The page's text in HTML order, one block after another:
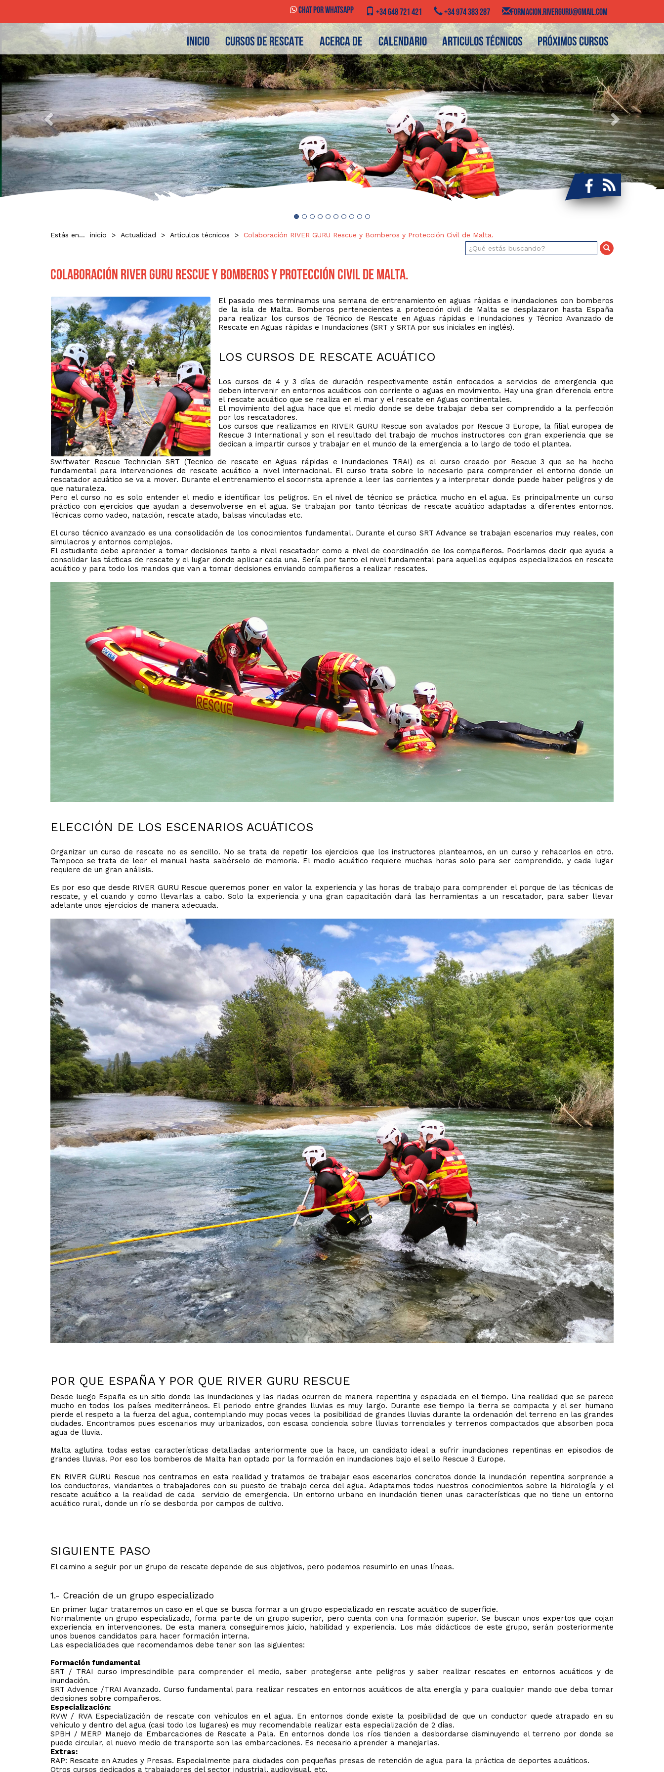
Chat por WhatsApp +34 648 721 421 +34 974 383 287 FORMACION.RIVERGURU@GMAIL.COM
Articulos técnicos Próximos cursos
INICIO CURSOS DE RESCATE ACERCA DE CALENDARIO
Previous Next
Estás en... inicio > Actualidad > Articulos técnicos > Colaboración RIVER GURU Rescue y Bomberos y Protección Civil de Malta.
Colaboración RIVER GURU Rescue y Bomberos y Protección Civil de Malta.
El pasado mes terminamos una semana de entrenamiento en aguas rápidas e inundaciones con bomberos
de la isla de Malta. Bomberos pertenecientes a protección civil de Malta se desplazaron hasta España
para realizar los cursos de Técnico de Rescate en Aguas rápidas e Inundaciones y Técnico Avanzado de
Rescate en Aguas rápidas e Inundaciones (SRT y SRTA por sus iniciales en inglés).
LOS CURSOS DE RESCATE ACUÁTICO
Los cursos de 4 y 3 días de duración respectivamente están enfocados a servicios de emergencia que
deben intervenir en entornos acuáticos con corriente o aguas en movimiento. Hay una gran diferencia entre
el rescate acuático que se realiza en el mar y el rescate en Aguas continentales.
El movimiento del agua hace que el medio donde se debe trabajar deba ser comprendido a la perfección
por los rescatadores.
Los cursos que realizamos en RIVER GURU Rescue son avalados por Rescue 3 Europe, la filial europea de
Rescue 3 International y son el resultado del trabajo de muchos instructores con gran experiencia que se
dedican a impartir cursos y trabajar en el mundo de la emergencia a lo largo de todo el plantea.
Swiftwater Rescue Technician SRT (Tecnico de rescate en Aguas rápidas e Inundaciones TRAI) es el curso creado por Rescue 3 que se ha hecho
fundamental para intervenciones de rescate acuático a nivel internacional. El curso trata sobre lo necesario para comprender el entorno donde un
rescatador acuático se va a mover. Durante el entrenamiento el socorrista aprende a leer las corrientes y a interpretar donde puede haber peligros y de
que naturaleza.
Pero el curso no es solo entender el medio e identificar los peligros. En el nivel de técnico se práctica mucho en el agua. Es principalmente un curso
práctico con ejercicios que ayudan a desenvolverse en el agua. Se trabajan por tanto técnicas de rescate acuático adaptadas a diferentes entornos.
Técnicas como vadeo, natación, rescate atado, balsas vinculadas etc.
El curso técnico avanzado es una consolidación de los conocimientos fundamental. Durante el curso SRT Advance se trabajan escenarios muy reales, con
simulacros y entornos complejos.
El estudiante debe aprender a tomar decisiones tanto a nivel rescatador como a nivel de coordinación de los compañeros. Podríamos decir que ayuda a
consolidar las tácticas de rescate y el lugar donde aplicar cada una. Sería por tanto el nivel fundamental para aquellos equipos especializados en rescate
acuático y para todo los mandos que van a tomar decisiones enviando compañeros a realizar rescates.
ELECCIÓN DE LOS ESCENARIOS ACUÁTICOS
Organizar un curso de rescate no es sencillo. No se trata de repetir los ejercicios que los instructores planteamos, en un curso y rehacerlos en otro.
Tampoco se trata de leer el manual hasta sabérselo de memoria. El medio acuático requiere muchas horas solo para ser comprendido, y cada lugar
requiere de un gran análisis.
Es por eso que desde RIVER GURU Rescue queremos poner en valor la experiencia y las horas de trabajo para comprender el porque de las técnicas de
rescate, y el cuando y como llevarlas a cabo. Solo la experiencia y una gran capacitación dará las herramientas a un rescatador, para saber llevar
adelante unos ejercicios de manera adecuada.
POR QUE ESPAÑA Y POR QUE RIVER GURU RESCUE
Desde luego España es un sitio donde las inundaciones y las riadas ocurren de manera repentina y espaciada en el tiempo. Una realidad que se parece
mucho en todos los países mediterráneos. El periodo entre grandes lluvias es muy largo. Durante ese tiempo la tierra se compacta y el ser humano
pierde el respeto a la fuerza del agua, contemplando muy pocas veces la posibilidad de grandes lluvias durante la ordenación del terreno en las grandes
ciudades. Encontramos pues escenarios muy urbanizados, con escasa conciencia sobre lluvias torrenciales y terrenos compactados que absorben poca
agua de lluvia.
Malta aglutina todas estas características detalladas anteriormente que la hace, un candidato ideal a sufrir inundaciones repentinas en episodios de
grandes lluvias. Por eso los bomberos de Malta han optado por la formación en inundaciones bajo el sello Rescue 3 Europe.
EN RIVER GURU Rescue nos centramos en esta realidad y tratamos de trabajar esos escenarios concretos donde la inundación repentina sorprende a
los conductores, viandantes o trabajadores con su puesto de trabajo cerca del agua. Adaptamos todos nuestros conocimientos sobre la hidrología y el
rescate acuático a la realidad de cada servicio de emergencia. Un entorno urbano en inundación tienen unas características que no tiene un entorno
acuático rural, donde un río se desborda por campos de cultivo.
SIGUIENTE PASO
El camino a seguir por un grupo de rescate depende de sus objetivos, pero podemos resumirlo en unas líneas.
1.- Creación de un grupo especializado
En primer lugar trataremos un caso en el que se busca formar a un grupo especializado en rescate acuático de superficie.
Normalmente un grupo especializado, forma parte de un grupo superior, pero cuenta con una formación superior. Se buscan unos expertos que cojan
experiencia en intervenciones. De esta manera conseguiremos juicio, habilidad y experiencia. Los más didácticos de este grupo, serán posteriormente
unos buenos candidatos para hacer formación interna.
Las especialidades que recomendamos debe tener son las siguientes:
Formación fundamental
SRT / TRAI curso imprescindible para comprender el medio, saber protegerse ante peligros y saber realizar rescates en entornos acuáticos y de
inundación.
SRT Advence /TRAI Avanzado. Curso fundamental para realizar rescates en entornos acuáticos de alta energía y para cualquier mando que deba tomar
decisiones sobre compañeros.
Especialización:
RVW / RVA Especialización de rescate con vehículos en el agua. En entornos donde existe la posibilidad de que un conductor quede atrapado en su
vehículo y dentro del agua (casi todo los lugares) es muy recomendable realizar esta especialización de 2 días.
SPBH / MERP Manejo de Embarcaciones de Rescate a Pala. En entornos donde los ríos tienden a desbordarse disminuyendo el terreno por donde se
puede circular, el nuevo medio de transporte son las embarcaciones. Es necesario aprender a manejarlas.
Extras:
RAP: Rescate en Azudes y Presas. Especialmente para ciudades con pequeñas presas de retención de agua para la práctica de deportes acuáticos.
Otros cursos dedicados a trabajadores del sector industrial, audiovisual, etc.